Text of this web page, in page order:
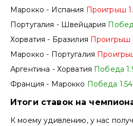
Марокко - Испания Проигрыш
Португалия - Швейцария
Хорватия - Бразилия Проигрыш
Марокко - Португалия
Аргентина - Хорватия Победа
Франция - Марокко Победа 1.54
Итоги ставок на
К моему удивлению, у нас